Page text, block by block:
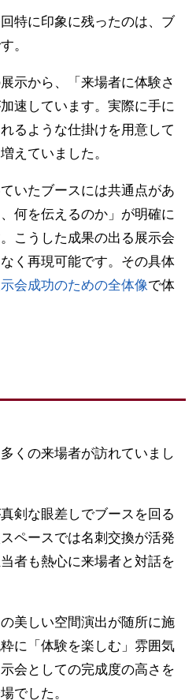
特に印象に残ったのは、ブ
。
示から、「来場者に体験さ
速しています。実際に手に
るような仕掛けを用意して
えていました。
いたブースには共通点があ
何を伝えるのか」が明確に
こうした成果の出る展示会
く再現可能です。その具体
会成功のための全体像で体
くの来場者が訪れていまし
剣な眼差しでブースを回る
ペースでは名刺交換が活発
者も熱心に来場者と対話を
美しい空間演出が随所に施
に「体験を楽しむ」雰囲気
会としての完成度の高さを
でした。